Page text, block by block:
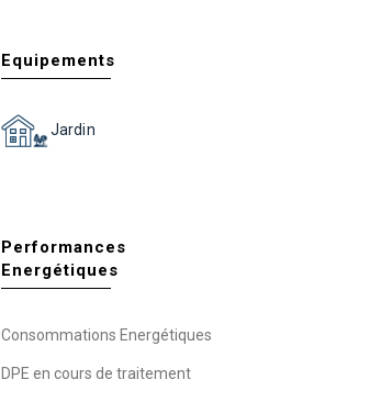
Equipements
Jardin
Performances
Energétiques
Consommations Energétiques
DPE en cours de traitement